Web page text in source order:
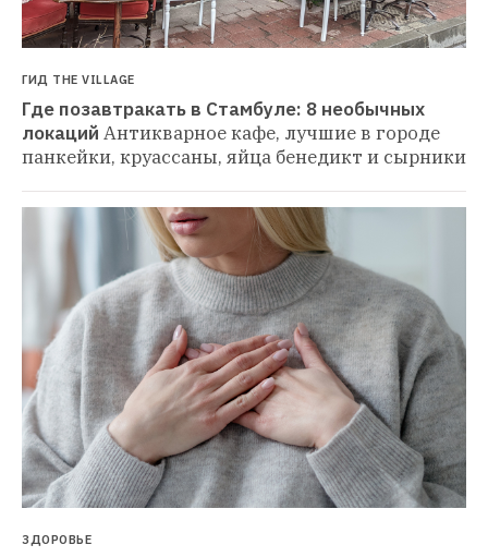
ГИД THE VILLAGE
Где позавтракать в Стамбуле: 8 необычных
локаций Антикварное кафе, лучшие в городе
панкейки, круассаны, яйца бенедикт и сырники
ЗДОРОВЬЕ